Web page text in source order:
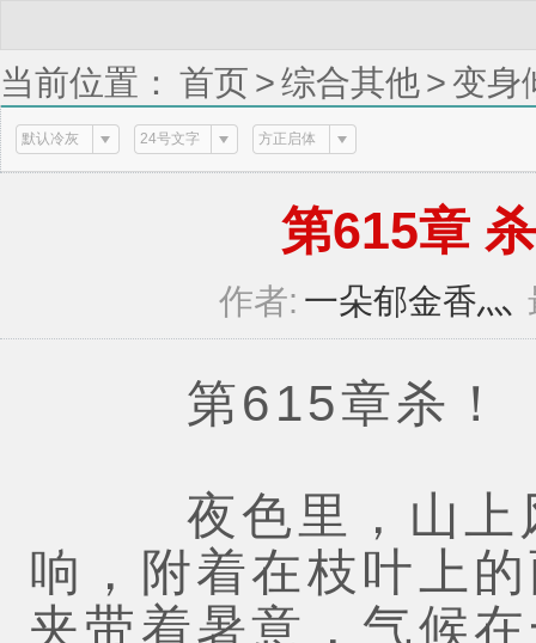
当前位置： 首页 >综合其他> 变身
！（四） (1 / 8)
默认冷灰 24号文字 方正启体
第615章
作者: 一朵郁金香灬
第615章杀！
夜色里，山上风
响，附着在枝叶上
夹带着暑意，气候